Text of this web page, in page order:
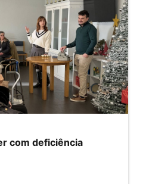
com deficiência